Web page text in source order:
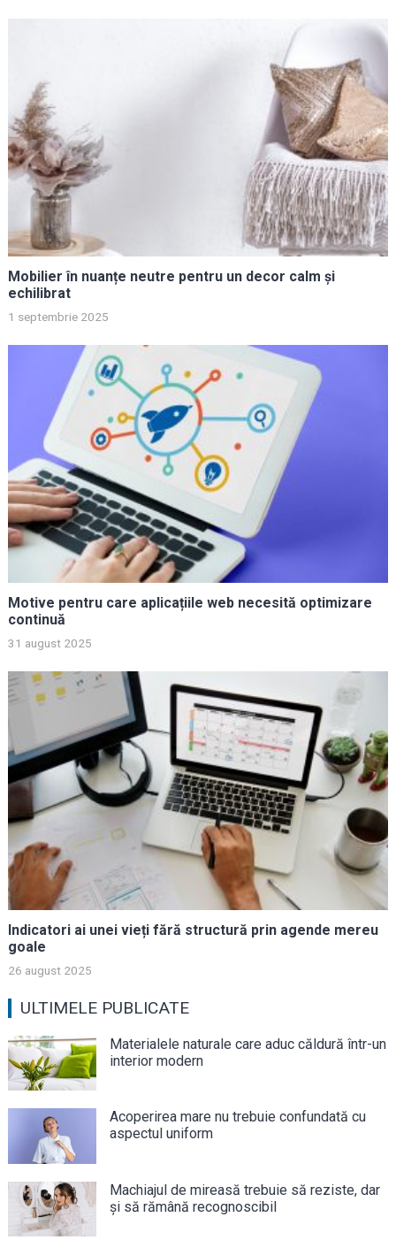
Mobilier în nuanțe neutre pentru un decor calm și
echilibrat
1 septembrie 2025
Motive pentru care aplicațiile web necesită optimizare
continuă
31 august 2025
Indicatori ai unei vieți fără structură prin agende mereu
goale
26 august 2025
ULTIMELE PUBLICATE
Materialele naturale care aduc căldură într-un
interior modern
Acoperirea mare nu trebuie confundată cu
aspectul uniform
Machiajul de mireasă trebuie să reziste, dar
și să rămână recognoscibil